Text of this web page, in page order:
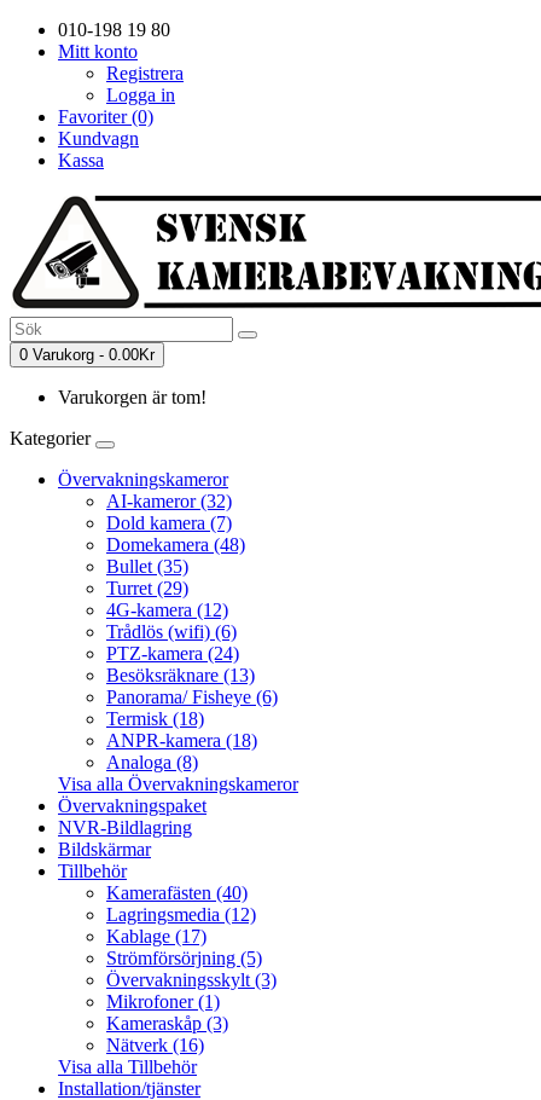
010-198 19 80
Mitt konto
Registrera
Logga in
Favoriter (0)
Kundvagn
Kassa
0 Varukorg - 0.00Kr
Varukorgen är tom!
Kategorier
Övervakningskameror
AI-kameror (32)
Dold kamera (7)
Domekamera (48)
Bullet (35)
Turret (29)
4G-kamera (12)
Trådlös (wifi) (6)
PTZ-kamera (24)
Besöksräknare (13)
Panorama/ Fisheye (6)
Termisk (18)
ANPR-kamera (18)
Analoga (8)
Visa alla Övervakningskameror
Övervakningspaket
NVR-Bildlagring
Bildskärmar
Tillbehör
Kamerafästen (40)
Lagringsmedia (12)
Kablage (17)
Strömförsörjning (5)
Övervakningsskylt (3)
Mikrofoner (1)
Kameraskåp (3)
Nätverk (16)
Visa alla Tillbehör
Installation/tjänster